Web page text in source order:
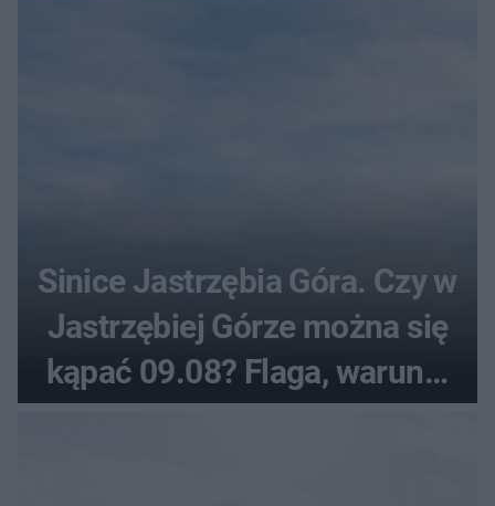
Sinice Jastrzębia Góra. Czy w
Jastrzębiej Górze można się
kąpać 09.08? Flaga, warunki
pogodowe